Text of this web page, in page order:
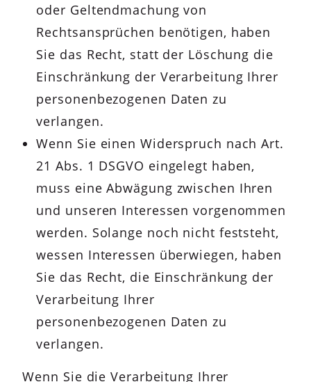
oder Geltendmachung von
Rechtsansprüchen benötigen, haben
Sie das Recht, statt der Löschung die
Einschränkung der Verarbeitung Ihrer
personenbezogenen Daten zu
verlangen.
Wenn Sie einen Widerspruch nach Art.
21 Abs. 1 DSGVO eingelegt haben,
muss eine Abwägung zwischen Ihren
und unseren Interessen vorgenommen
werden. Solange noch nicht feststeht,
wessen Interessen überwiegen, haben
Sie das Recht, die Einschränkung der
Verarbeitung Ihrer
personenbezogenen Daten zu
verlangen.
Wenn Sie die Verarbeitung Ihrer